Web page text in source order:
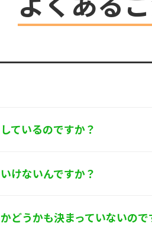
い合わせ窓口
ているのですか？
けないんですか？
どうかも決まっていないの